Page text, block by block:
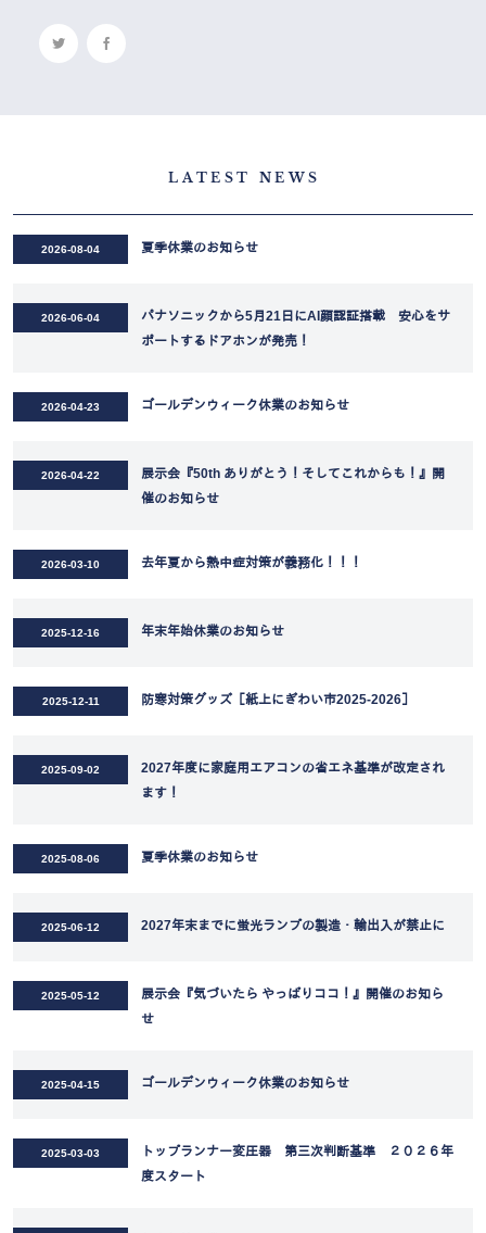
LATEST NEWS
2026-08-04 夏季休業のお知らせ
2026-06-04
パナソニックから5月21日にAI顔認証搭載 安心をサ
ポートするドアホンが発売！
2026-04-23 ゴールデンウィーク休業のお知らせ
2026-04-22
展示会『50th ありがとう！そしてこれからも！』開
催のお知らせ
2026-03-10 去年夏から熱中症対策が義務化！！！
2025-12-16 年末年始休業のお知らせ
2025-12-11 防寒対策グッズ［紙上にぎわい市2025-2026］
2025-09-02
2027年度に家庭用エアコンの省エネ基準が改定され
ます！
2025-08-06 夏季休業のお知らせ
2025-06-12 2027年末までに蛍光ランプの製造・輸出入が禁止に
2025-05-12
展示会『気づいたら やっぱりココ！』開催のお知ら
せ
2025-04-15 ゴールデンウィーク休業のお知らせ
2025-03-03
トップランナー変圧器 第三次判断基準 ２０２６年
度スタート